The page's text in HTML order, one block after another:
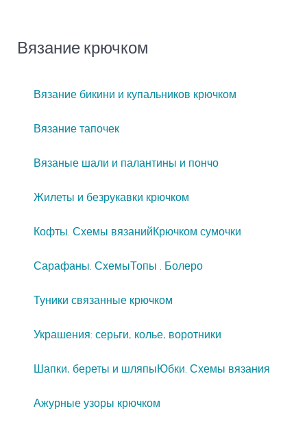
Вязание крючком
Вязание бикини и купальников крючком
Вязание тапочек
Вязаные шали и палантины и пончо
Жилеты и безрукавки крючком
Кофты. Схемы вязанийКрючком сумочки
Сарафаны. СхемыТопы . Болеро
Туники связанные крючком
Украшения: серьги, колье, воротники
Шапки, береты и шляпыЮбки. Схемы вязания
Ажурные узоры крючком